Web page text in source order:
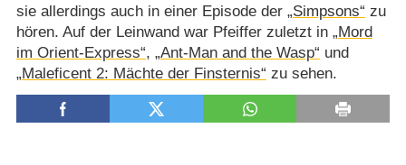
sie allerdings auch in einer Episode der „Simpsons“ zu
hören. Auf der Leinwand war Pfeiffer zuletzt in „Mord
im Orient-Express“, „Ant-Man and the Wasp“ und
„Maleficent 2: Mächte der Finsternis“ zu sehen.